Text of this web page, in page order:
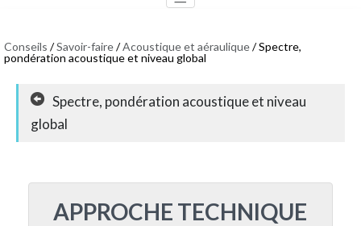
Conseils /Savoir-faire/Acoustique et aéraulique/ Spectre,
pondération acoustique et niveau global
Spectre, pondération acoustique et niveau
global
APPROCHE TECHNIQUE